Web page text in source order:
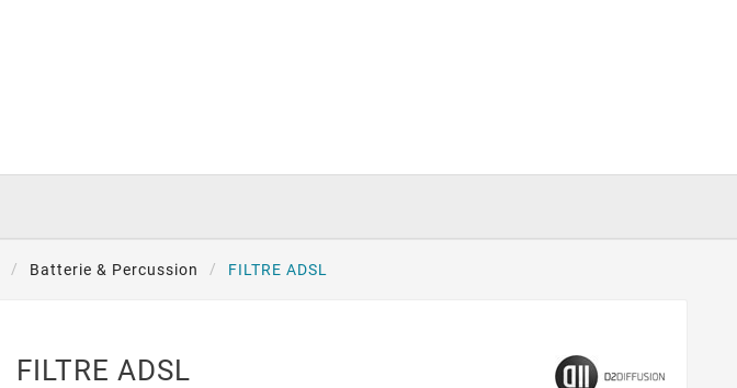
Batterie & Percussion FILTRE ADSL
FILTRE ADSL